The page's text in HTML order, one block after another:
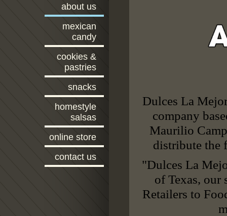
about us
mexican
candy
cookies &
pastries
snacks
homestyle
salsas
online store
contact us
Dulces La
company
Maurilio
distribute the
"Dulces La
of Texas, our
Retailers to